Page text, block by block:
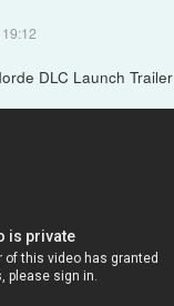
DLC Launch Trailer